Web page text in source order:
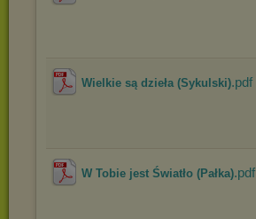
Wielkie są dzieła (Sykulski).pdf
W Tobie jest Światło (Pałka).pdf